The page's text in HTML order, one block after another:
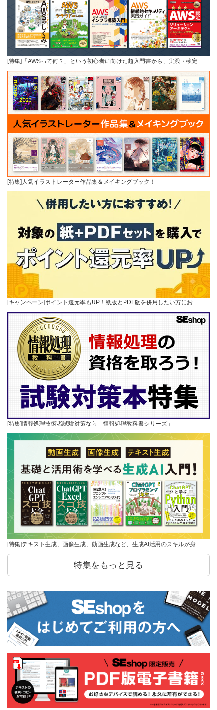
[特集]「AWSって何？」という初心者に向けた超入門書から、実践・検定…
[特集]人気イラストレーター作品集＆メイキングブック！
[キャンペーン]ポイント還元率もUP！紙版とPDF版を併用したい方にお…
[特集]情報処理技術者試験対策なら「情報処理教科書シリーズ」
[特集]テキスト生成、画像生成、動画生成など、生成AI活用のスキルが身…
特集をもっと見る